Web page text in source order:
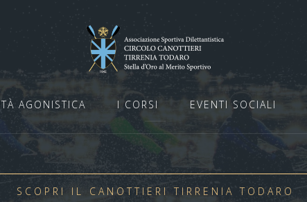
AGONISTICA I CORSI EVENTI SOCIALI
SCOPRI IL CANOTTIERI TIRRENIA TODARO